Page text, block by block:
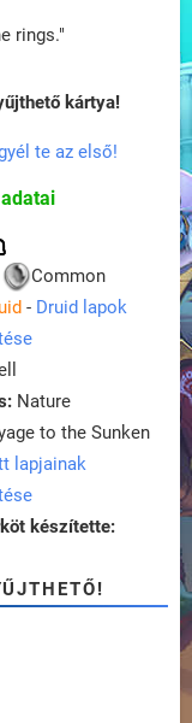
rings."
kártya!
te az első!
Common
- Druid lapok
Nature
to the Sunken
lapjainak
készítette: